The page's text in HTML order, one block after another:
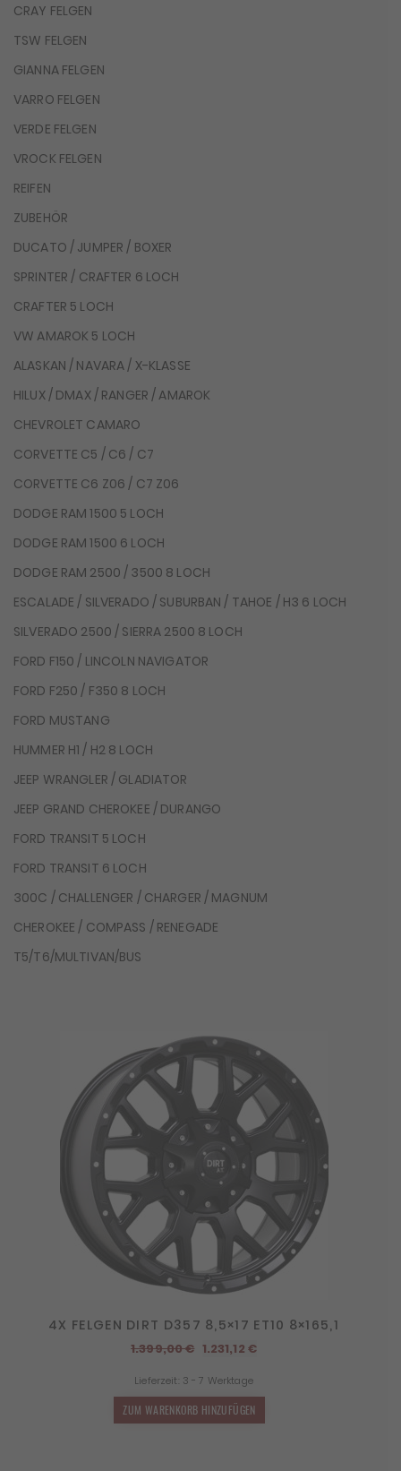
CRAY FELGEN
TSW FELGEN
GIANNA FELGEN
VARRO FELGEN
VERDE FELGEN
VROCK FELGEN
REIFEN
ZUBEHÖR
DUCATO / JUMPER / BOXER
SPRINTER / CRAFTER 6 LOCH
CRAFTER 5 LOCH
VW AMAROK 5 LOCH
ALASKAN / NAVARA / X-KLASSE
HILUX / DMAX / RANGER / AMAROK
CHEVROLET CAMARO
CORVETTE C5 / C6 / C7
CORVETTE C6 Z06 / C7 Z06
DODGE RAM 1500 5 LOCH
DODGE RAM 1500 6 LOCH
DODGE RAM 2500 / 3500 8 LOCH
ESCALADE / SILVERADO / SUBURBAN / TAHOE / H3 6 LOCH
SILVERADO 2500 / SIERRA 2500 8 LOCH
FORD F150 / LINCOLN NAVIGATOR
FORD F250 / F350 8 LOCH
FORD MUSTANG
HUMMER H1 / H2 8 LOCH
JEEP WRANGLER / GLADIATOR
JEEP GRAND CHEROKEE / DURANGO
FORD TRANSIT 5 LOCH
FORD TRANSIT 6 LOCH
300C / CHALLENGER / CHARGER / MAGNUM
CHEROKEE / COMPASS / RENEGADE
T5/T6/MULTIVAN/BUS
4X FELGEN DIRT D357 8,5×17 ET10 8×165,1
1.399,00€ Ursprünglicher
war:
1.399,00 €
1.231,12 €Aktueller
Lieferzeit: 3 - 7 Werktage
ZUM WARENKORB HINZUFÜGEN